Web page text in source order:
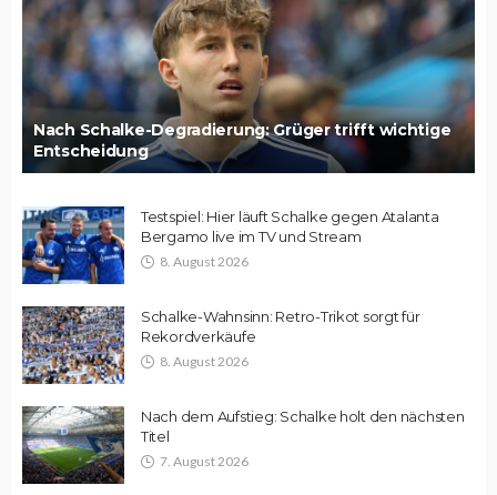
Nach Schalke-Degradierung: Grüger trifft wichtige
Entscheidung
Testspiel: Hier läuft Schalke gegen Atalanta
Bergamo live im TV und Stream
8. August 2026
Schalke-Wahnsinn: Retro-Trikot sorgt für
Rekordverkäufe
8. August 2026
Nach dem Aufstieg: Schalke holt den nächsten
Titel
7. August 2026